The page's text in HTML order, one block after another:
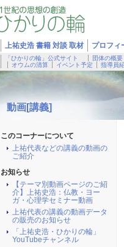
上祐史浩 書籍 対談 取材 プロフィ
「ひかりの輪」公式サイト 団体の概要
オウムの清算
イベント予定 指導員
動画[講義]
このコーナーについて
上祐代表などの講義の動画の
ご紹介
お知らせ
【テーマ別動画ページのご紹
介】上祐史浩：仏教・ヨー
ガ・心理学セミナー動画
上祐代表の講義の動画データ
の販売のお知らせ
「上祐史浩・ひかりの輪」
YouTubeチャンネル